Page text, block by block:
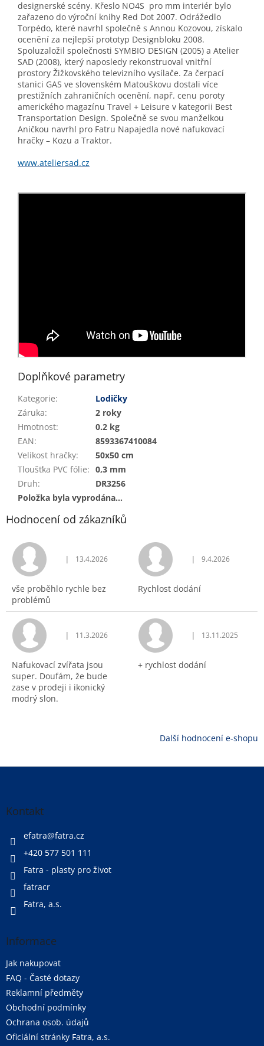
designerské scény. Křeslo NO4S pro mm interiér bylo
zařazeno do výroční knihy Red Dot 2007. Odrážedlo
Torpédo, které navrhl společně s Annou Kozovou, získalo
ocenění za nejlepší prototyp Designbloku 2008.
Spoluzaložil společnosti SYMBIO DESIGN (2005) a Atelier
SAD (2008), který naposledy rekonstruoval vnitřní
prostory Žižkovského televizního vysílače. Za čerpací
stanici GAS ve slovenském Matouškovu dostali více
prestižních zahraničních ocenění, např. cenu poroty
amerického magazínu Travel + Leisure v kategorii Best
Transportation Design. Společně se svou manželkou
Aničkou navrhl pro Fatru Napajedla nové nafukovací
hračky – Kozu a Traktor.
www.ateliersad.cz
Doplňkové parametry
Kategorie:
Lodičky
Záruka:
2 roky
Hmotnost:
0.2 kg
EAN:
8593367410084
Velikost hračky:
50x50 cm
Tloušťka PVC fólie: 0,3 mm
Druh:
DR3256
Položka byla vyprodána…
Hodnocení od zákazníků
Hodnocení obchodu je 5 z 5 hvězdiček.
| 13.4.2026
vše proběhlo rychle bez
problémů
Hodnocení
| 9.4.2026
Rychlost dodání
Hodnocení obchodu je 5 z 5 hvězdiček.
| 11.3.2026
Nafukovací zvířata jsou
super. Doufám, že bude
zase v prodeji i ikonický
modrý slon.
Hodnocení
| 13.11.2025
+ rychlost dodání
Další hodnocení e-shopu
Z
Kontakt
efatra@fatra.cz
+420 577 501 111
Fatra - plasty pro život
fatracr
Fatra, a.s.
Informace
Jak nakupovat
FAQ - Časté dotazy
Reklamní předměty
Obchodní podmínky
Ochrana osob. údajů
Oficiální stránky Fatra, a.s.